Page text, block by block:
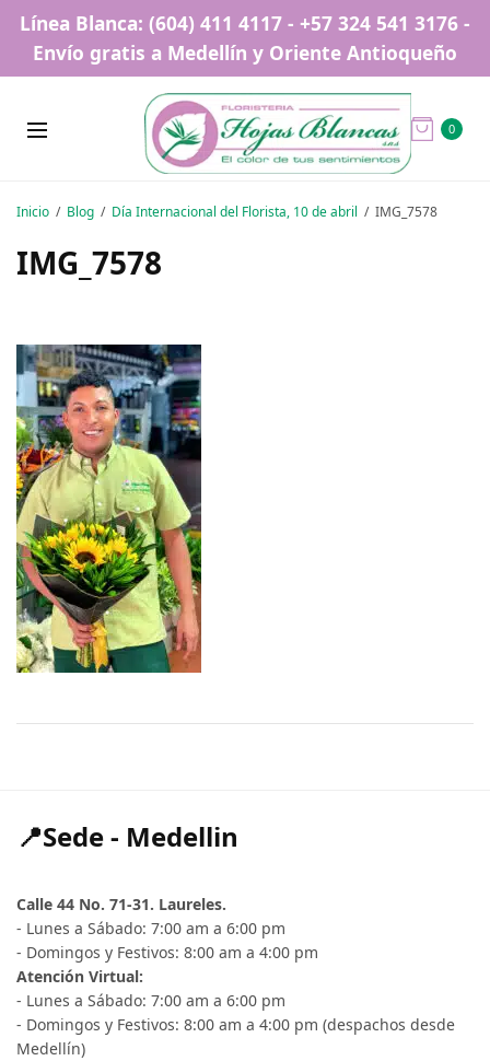
Línea Blanca: (604) 411 4117 - +57 324 541 3176 -
Envío gratis a Medellín y Oriente Antioqueño
0
Inicio Blog Día Internacional del Florista, 10 de abril IMG_7578
IMG_7578
📍Sede - Medellin
Calle 44 No. 71-31. Laureles.
- Lunes a Sábado: 7:00 am a 6:00 pm
- Domingos y Festivos: 8:00 am a 4:00 pm
Atención Virtual:
- Lunes a Sábado: 7:00 am a 6:00 pm
- Domingos y Festivos: 8:00 am a 4:00 pm (despachos desde
Medellín)